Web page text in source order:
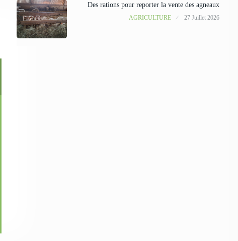
Des rations pour reporter la vente des agneaux
AGRICULTURE 27 Juillet 2026